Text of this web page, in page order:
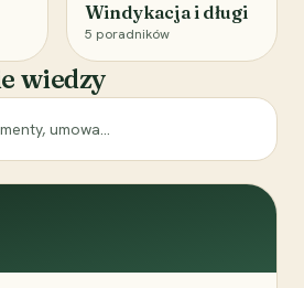
Windykacja i długi
5 poradników
wiedzy